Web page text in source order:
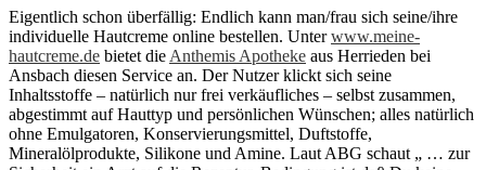
Eigentlich schon überfällig: Endlich kann man/frau sich seine/ihre
individuelle Hautcreme online bestellen. Unterwww.meine-
hautcreme.de bietet die Anthemis Apotheke aus Herrieden bei
Ansbach diesen Service an. Der Nutzer klickt sich seine
Inhaltsstoffe – natürlich nur frei verkäufliches – selbst zusammen,
abgestimmt auf Hauttyp und persönlichen Wünschen; alles natürlich
ohne Emulgatoren, Konservierungsmittel, Duftstoffe,
Mineralölprodukte, Silikone und Amine. Laut ABG schaut „ … zur